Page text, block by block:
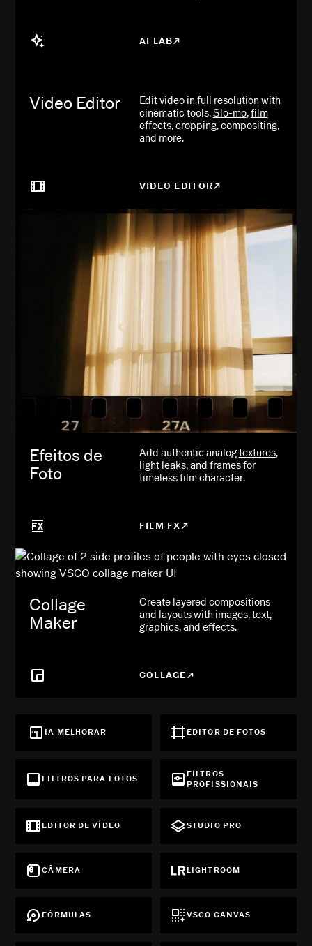
AI LAB
Video Editor
Edit video in full resolution with
cinematic tools.Slo-mo,film
effects,cropping, compositing,
and more.
VIDEO EDITOR
Efeitos de
Foto
Add authentic analogtextures,
light leaks, and framesfor
timeless film character.
FILM FX
Collage
Maker
Create layered compositions
and layouts with images, text,
graphics, and effects.
COLLAGE
IA MELHORAR EDITOR DE FOTOS
FILTROS PARA FOTOS
FILTROS
PROFISSIONAIS
EDITOR DE VÍDEO STUDIO PRO
CÂMERA LIGHTROOM
FÓRMULAS VSCO CANVAS